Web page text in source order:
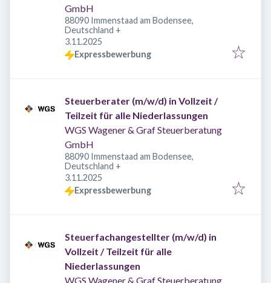
GmbH
88090 Immenstaad am Bodensee,
Deutschland +
Veröffentlicht
3.11.2025
Expressbewerbung
Steuerberater (m/w/d) in Vollzeit /
Teilzeit für alle Niederlassungen
WGS Wagener & Graf Steuerberatung
GmbH
88090 Immenstaad am Bodensee,
Deutschland +
Veröffentlicht
3.11.2025
Expressbewerbung
Steuerfachangestellter (m/w/d) in
Vollzeit / Teilzeit für alle
Niederlassungen
WGS Wagener & Graf Steuerberatung